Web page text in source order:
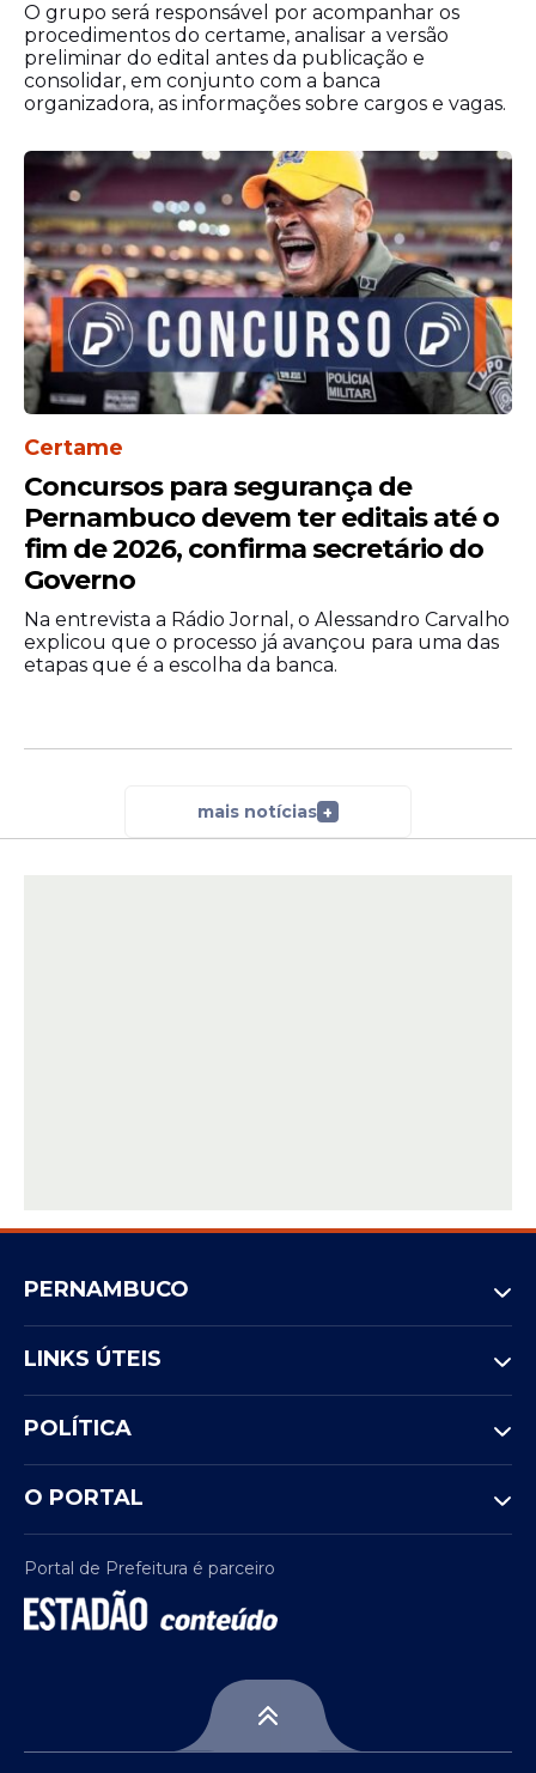
O grupo será responsável por acompanhar os
procedimentos do certame, analisar a versão
preliminar do edital antes da publicação e
consolidar, em conjunto com a banca
organizadora, as informações sobre cargos e vagas.
Certame
Concursos para segurança de
Pernambuco devem ter editais até o
fim de 2026, confirma secretário do
Governo
Na entrevista a Rádio Jornal, o Alessandro Carvalho
explicou que o processo já avançou para uma das
etapas que é a escolha da banca.
mais notícias +
PERNAMBUCO
LINKS ÚTEIS
POLÍTICA
O PORTAL
Portal de Prefeitura é parceiro